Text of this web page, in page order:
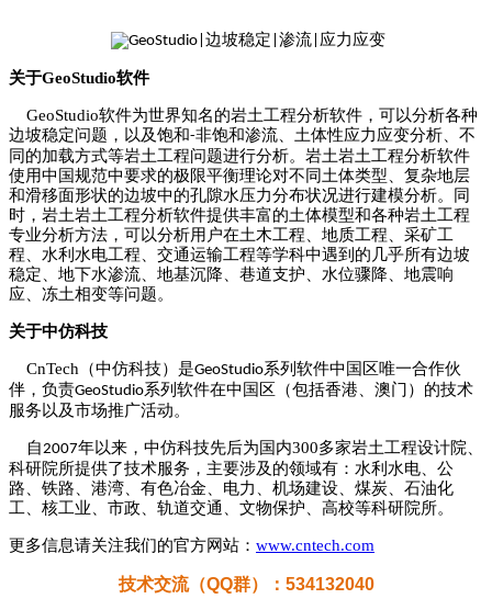
关于GeoStudio软件
GeoStudio软件为世界知名的岩土工程分析软件，可以分析各种
边坡稳定问题，以及饱和-非饱和渗流、土体性应力应变分析、不
同的加载方式等岩土工程问题进行分析。岩土岩土工程分析软件
使用中国规范中要求的极限平衡理论对不同土体类型、复杂地层
和滑移面形状的边坡中的孔隙水压力分布状况进行建模分析。同
时，岩土岩土工程分析软件提供丰富的土体模型和各种岩土工程
专业分析方法，可以分析用户在土木工程、地质工程、采矿工
程、水利水电工程、交通运输工程等学科中遇到的几乎所有边坡
稳定、地下水渗流、地基沉降、巷道支护、水位骤降、地震响
应、冻土相变等问题。
关于中仿科技
CnTech （中仿科技）是GeoStudio系列软件中国区唯一合作伙
伴，负责GeoStudio系列软件在中国区（包括香港、澳门）的技术
服务以及市场推广活动。
自2007年以来，中仿科技先后为国内300多家岩土工程设计院、
科研院所提供了技术服务，主要涉及的领域有：水利水电、公
路、铁路、港湾、有色冶金、电力、机场建设、煤炭、石油化
工、核工业、市政、轨道交通、文物保护、高校等科研院所。
更多信息请关注我们的官方网站： www.cntech.com
技术交流（QQ群）： 534132040